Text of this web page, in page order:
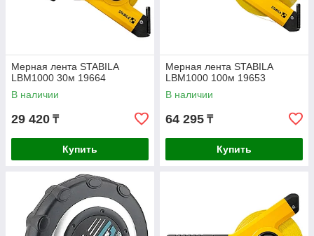
Мерная лента STABILA
LBM1000 30м 19664
В наличии
29 420 ₸
Купить
Мерная лента STABILA
LBM1000 100м 19653
В наличии
64 295 ₸
Купить